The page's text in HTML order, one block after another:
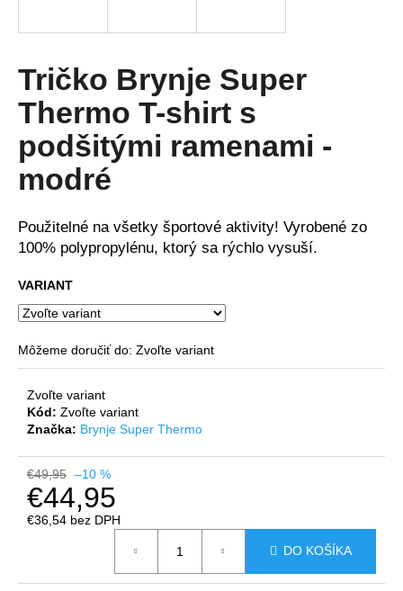
Tričko Brynje Super
Thermo T-shirt s
podšitými ramenami -
modré
Použitelné na všetky športové aktivity! Vyrobené zo
100% polypropylénu, ktorý sa rýchlo vysuší.
VARIANT
Môžeme doručiť do: Zvoľte variant
Zvoľte variant
Kód: Zvoľte variant
Značka: Brynje Super Thermo
€49,95 –10 %
€44,95
€36,54 bez DPH
DO KOŠÍKA
s
ť
O
d
p
o
r
ú
č